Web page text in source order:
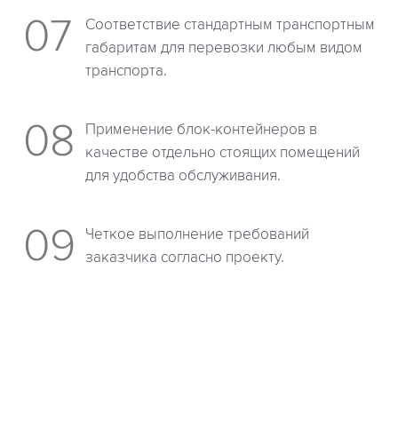
Соответствие стандартным транспортным
габаритам для перевозки любым видом
транспорта.
Применение блок-контейнеров в
качестве отдельно стоящих помещений
для удобства обслуживания.
Четкое выполнение требований
заказчика согласно проекту.